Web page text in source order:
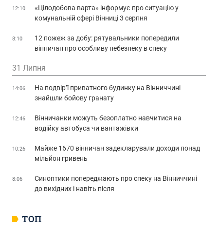
ТОП
12:10
«Цілодобова варта» інформує про ситуацію у
комунальній сфері Вінниці 3 серпня
8:10
12 пожеж за добу: рятувальники попередили
вінничан про особливу небезпеку в спеку
31 Липня
14:06
На подвір’ї приватного будинку на Вінниччині
знайшли бойову гранату
12:46
Вінничанки можуть безоплатно навчитися на
водійку автобуса чи вантажівки
10:26
Майже 1670 вінничан задекларували доходи понад
мільйон гривень
8:06
Синоптики попереджають про спеку на Вінниччині
до вихідних і навіть після